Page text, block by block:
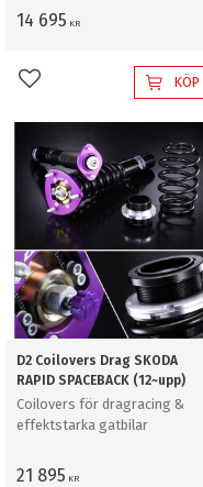
14 695 KR
Lägg till i favoriterKÖP
D2 Coilovers Drag SKODA
RAPID SPACEBACK (12~upp)
Coilovers för dragracing &
effektstarka gatbilar
21 895 KR